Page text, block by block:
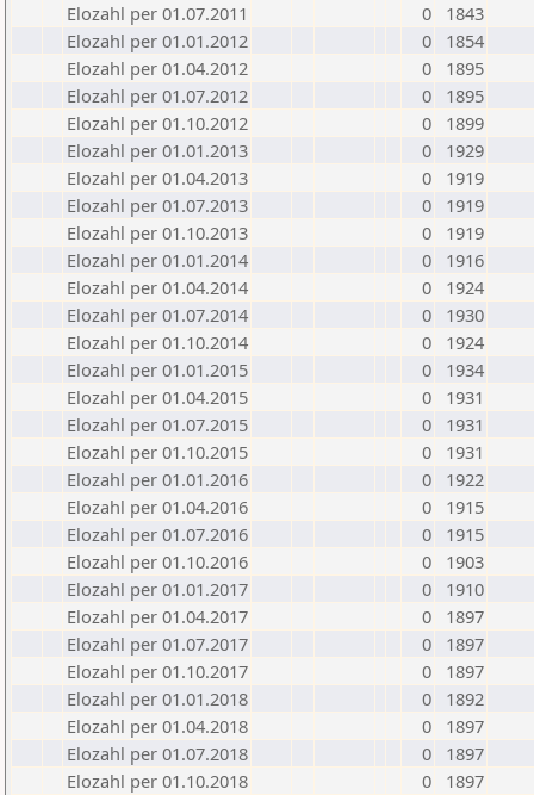
Elozahl per 01.07.2011
0
1843
Elozahl per 01.01.2012
0
1854
Elozahl per 01.04.2012
0
1895
Elozahl per 01.07.2012
0
1895
Elozahl per 01.10.2012
0
1899
Elozahl per 01.01.2013
0
1929
Elozahl per 01.04.2013
0
1919
Elozahl per 01.07.2013
0
1919
Elozahl per 01.10.2013
0
1919
Elozahl per 01.01.2014
0
1916
Elozahl per 01.04.2014
0
1924
Elozahl per 01.07.2014
0
1930
Elozahl per 01.10.2014
0
1924
Elozahl per 01.01.2015
0
1934
Elozahl per 01.04.2015
0
1931
Elozahl per 01.07.2015
0
1931
Elozahl per 01.10.2015
0
1931
Elozahl per 01.01.2016
0
1922
Elozahl per 01.04.2016
0
1915
Elozahl per 01.07.2016
0
1915
Elozahl per 01.10.2016
0
1903
Elozahl per 01.01.2017
0
1910
Elozahl per 01.04.2017
0
1897
Elozahl per 01.07.2017
0
1897
Elozahl per 01.10.2017
0
1897
Elozahl per 01.01.2018
0
1892
Elozahl per 01.04.2018
0
1897
Elozahl per 01.07.2018
0
1897
Elozahl per 01.10.2018
0
1897